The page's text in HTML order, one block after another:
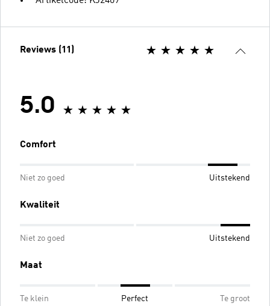
Reviews (11)
5.0
Comfort
Niet zo goed Uitstekend
Kwaliteit
Niet zo goed Uitstekend
Maat
Te klein Perfect Te groot